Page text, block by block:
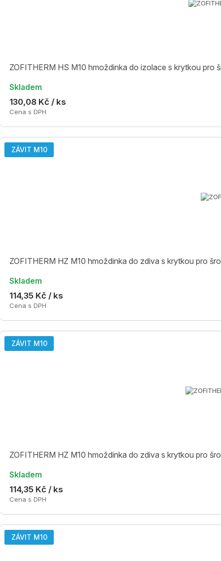
ZOFITHERM HS M10 hmoždinka do izolace s krytkou
Skladem
130,08 Kč / ks
Cena s DPH
ZÁVIT M10
ZOFITHERM HZ M10 hmoždinka do zdiva s krytkou pro
Skladem
114,35 Kč / ks
Cena s DPH
ZÁVIT M10
ZOFITHERM HZ M10 hmoždinka do zdiva s krytkou pro
Skladem
114,35 Kč / ks
Cena s DPH
ZÁVIT M10